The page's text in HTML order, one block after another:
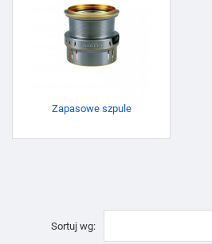
Zapasowe szpule
Sortuj wg: